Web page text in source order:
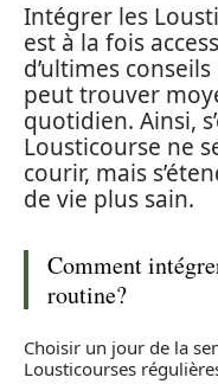
Intégrer les
est à la fois
d’ultimes
peut trouver
quotidien. Ainsi,
Lousticourse ne
courir, mais
de vie plus sain.
Comment
routine?
Choisir un jour de la
Lousticourses